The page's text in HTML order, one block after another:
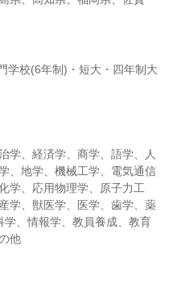
学校(6年制)・短大・四年制大
学、経済学、商学、語学、人
、地学、機械工学、電気通信
学、応用物理学、原子力工
学、獣医学、医学、歯学、薬
、情報学、教員養成、教育
他